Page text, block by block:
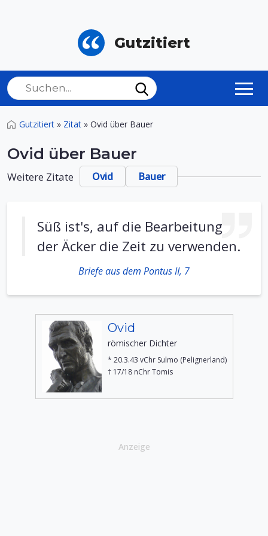
Gutzitiert
Gutzitiert » Zitat » Ovid über Bauer
Ovid über Bauer
Weitere Zitate Ovid Bauer
Süß ist's, auf die Bearbeitung
der Äcker die Zeit zu verwenden.
Briefe aus dem Pontus II, 7
Ovid
römischer Dichter
* 20.3.43 vChr Sulmo (Pelignerland)
† 17/18 nChr Tomis
Anzeige